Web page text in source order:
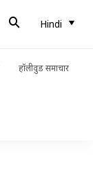
Hindi
हॉलीवुड समाचार